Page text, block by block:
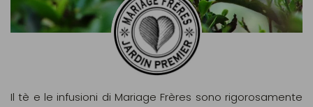
Il tè e le infusioni di Mariage Frères sono rigorosamente